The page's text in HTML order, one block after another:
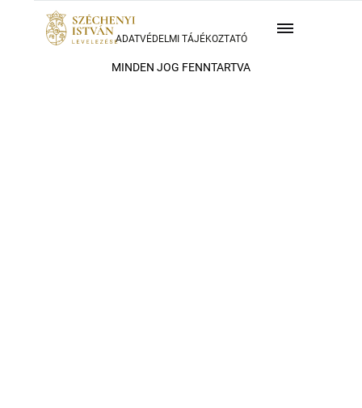
MINDEN JOG FENNTARTVA
ADATVÉDELMI TÁJÉKOZTATÓ